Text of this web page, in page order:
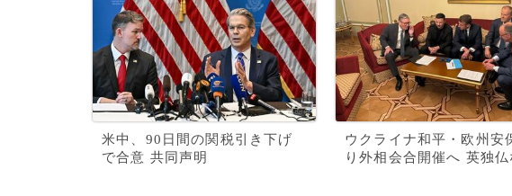
米中、90日間の関税引き下げ
で合意 共同声明
ウクライナ和平・欧州安
り外相会合開催へ 英独仏